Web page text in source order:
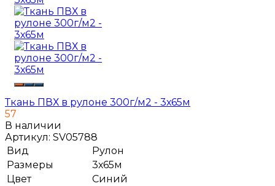
Ткань ПВХ в рулоне 300г/м2 - 3х65м
57
В наличии
Артикул: SV05788
Вид
Рулон
Размеры
3х65м
Цвет
Синий